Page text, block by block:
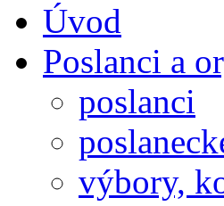
Úvod
Poslanci a
poslanci
výbory,